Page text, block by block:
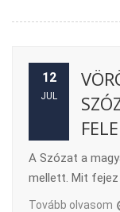
12
JUL
A Szózat a
mellett. Mit fejez
Tovább olvasom